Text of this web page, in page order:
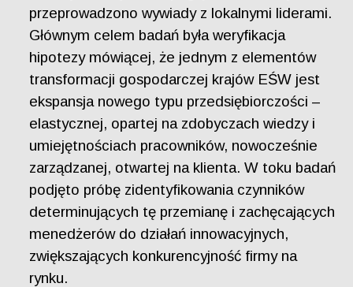
przeprowadzono wywiady z lokalnymi liderami.
Głównym celem badań była weryfikacja
hipotezy mówiącej, że jednym z elementów
transformacji gospodarczej krajów EŚW jest
ekspansja nowego typu przedsiębiorczości –
elastycznej, opartej na zdobyczach wiedzy i
umiejętnościach pracowników, nowocześnie
zarządzanej, otwartej na klienta. W toku badań
podjęto próbę zidentyfikowania czynników
determinujących tę przemianę i zachęcających
menedżerów do działań innowacyjnych,
zwiększających konkurencyjność firmy na
rynku.